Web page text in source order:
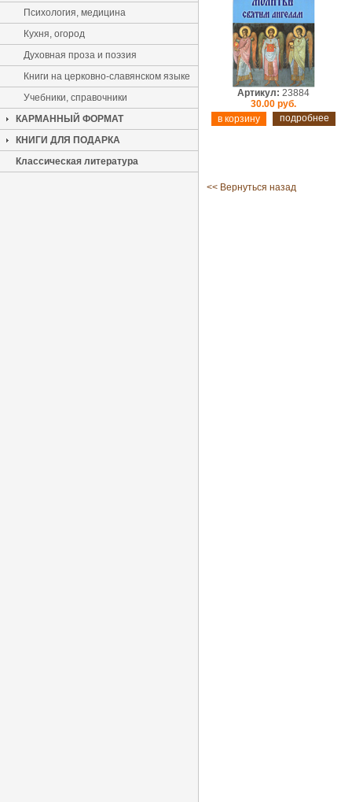
Психология, медицина
Кухня, огород
Духовная проза и поэзия
Книги на церковно-славянском языке
Учебники, справочники
КАРМАННЫЙ ФОРМАТ
КНИГИ ДЛЯ ПОДАРКА
Классическая литература
Артикул: 23884
30.00 руб.
подробнее
<< Вернуться назад